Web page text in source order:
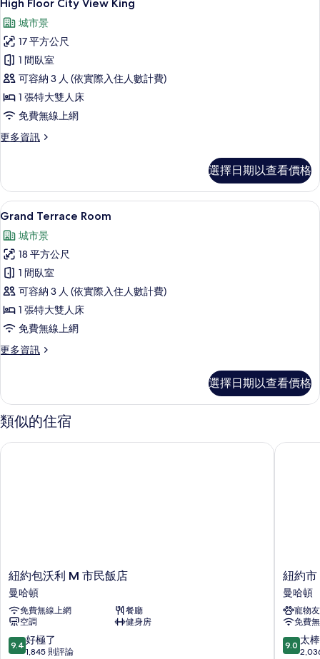
示
High
Floor
City
View
King
的
所
片
High Floor City View King
城市景
17 平方公尺
1 間臥室
可容納 3 人 (依實際入住人數計費)
1 張特大雙人床
免費無線上網
更多資訊
更
City
View
King
詳
情
選擇日期以查看價格
顯
示
Grand
Terrace
Room
的
所
有
相
Grand Terrace Room | 高級寢具、舒
6
Grand Terrace Room
城市景
18 平方公尺
1 間臥室
可容納 3 人 (依實際入住人數計費)
1 張特大雙人床
免費無線上網
更多資訊
更
Room
的
詳
選擇日期以查看價格
類似的住宿
紐
約
包
沃
利
M
市
紐約包沃利 M 市民飯店
曼哈頓
免費無線上網
餐廳
空調
健身房
9.4
分，
9.4 好極了
1,845 則評論
紐約包沃利 M 市民飯店
紐
約
市
Moxy
下
東
區
紐約
曼哈頓
寵物
免費
9.0
分，
9.0 太
紐約市